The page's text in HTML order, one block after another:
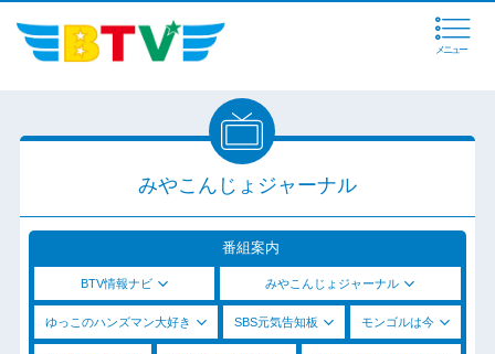
メニュー
みやこんじょジャーナル
番組案内
BTV情報ナビ みやこんじょジャーナル
ゆっこのハンズマン大好き SBS元気告知板 モンゴルは今